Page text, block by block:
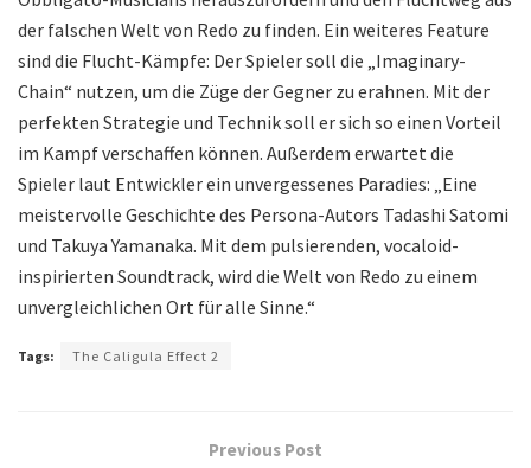
der falschen Welt von Redo zu finden. Ein weiteres Feature
sind die Flucht-Kämpfe: Der Spieler soll die „Imaginary-
Chain“ nutzen, um die Züge der Gegner zu erahnen. Mit der
perfekten Strategie und Technik soll er sich so einen Vorteil
im Kampf verschaffen können. Außerdem erwartet die
Spieler laut Entwickler ein unvergessenes Paradies: „Eine
meistervolle Geschichte des Persona-Autors Tadashi Satomi
und Takuya Yamanaka. Mit dem pulsierenden, vocaloid-
inspirierten Soundtrack, wird die Welt von Redo zu einem
unvergleichlichen Ort für alle Sinne.“
Tags: The Caligula Effect 2
Previous Post